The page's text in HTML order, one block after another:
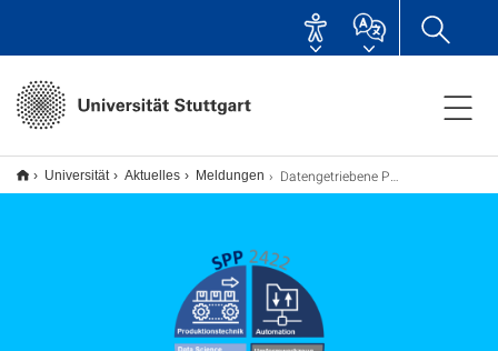
Universität Aktuelles Meldungen Datengetriebene Prozessmodellierung verbessert Umformtechnik